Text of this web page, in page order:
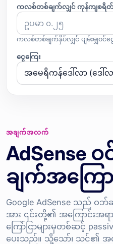
ကလစ်တစ်ချက်လျှင် ကုန်ကျစရိတ်
ကလစ်တစ်ချက်နှိပ်လျှင် ပျမ်းမျှဝင်ငွ
ငွေကြေး
အချက်အလက်
AdSense ဝ
ချက်အကြော
Google AdSense သည် ဝ
အား ၎င်းတို့၏ အကြောင်းအရ
ကြော်ငြာများမှတစ်ဆင့်
ပေးသည်။ သို့သော်၊ သင်၏ အ